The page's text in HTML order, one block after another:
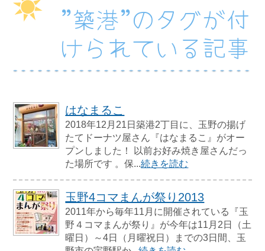
”築港”のタグが付
けられている記事
はなまるこ
2018年12月21日築港2丁目に、玉野の揚げ
たてドーナツ屋さん『はなまるこ』がオー
プンしました！ 以前お好み焼き屋さんだっ
た場所です 。保...続きを読む
玉野4コマまんが祭り2013
2011年から毎年11月に開催されている『玉
野４コマまんが祭り』が今年は11月2日（土
曜日）～4日（月曜祝日）までの3日間、玉